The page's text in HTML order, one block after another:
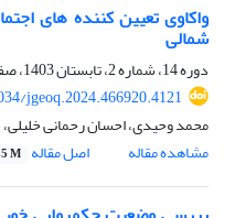
واکاوی تعیین کننده های
شمالی
دوره 14، شماره 2، تابستان 1403، صفحه
jgeoq.2024.466920.4121
محمد وحیدی، احسان رحمانی
مشاهده مقاله
اصل مقاله M